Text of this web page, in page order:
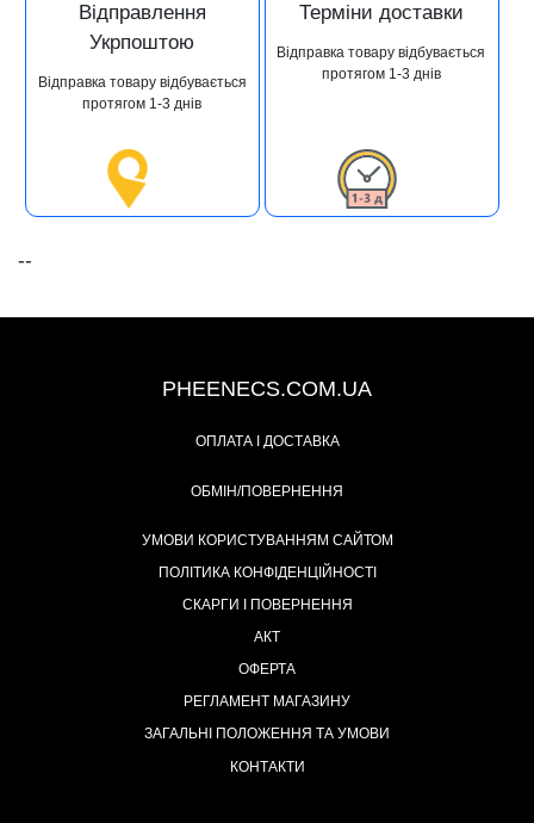
Відправлення
Укрпоштою
Відправка товару відбувається
протягом 1-3 днів
Терміни доставки
Відправка товару відбувається
протягом 1-3 днів
--
PHEENECS.COM.UA
ОПЛАТА І ДОСТАВКА
ОБМІН/ПОВЕРНЕННЯ
УМОВИ КОРИСТУВАННЯМ САЙТОМ
ПОЛІТИКА КОНФІДЕНЦІЙНОСТІ
СКАРГИ І ПОВЕРНЕННЯ
АКТ
ОФЕРТА
РЕГЛАМЕНТ МАГАЗИНУ
ЗАГАЛЬНІ ПОЛОЖЕННЯ ТА УМОВИ
КОНТАКТИ